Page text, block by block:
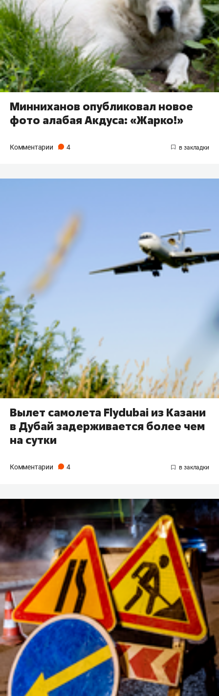
Минниханов опубликовал новое
фото алабая Акдуса: «Жарко!»
Комментарии 4
Вылет самолета Flydubai из Казани
в Дубай задерживается более чем
на сутки
Комментарии 4